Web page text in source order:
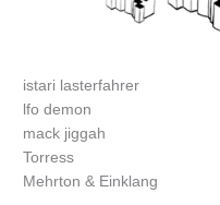
istari lasterfahrer
lfo demon
mack jiggah
Torress
Mehrton & Einklang